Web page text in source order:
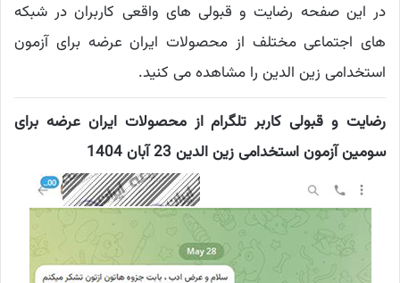
در این صفحه رضایت و قبولی های واقعی کاربران در شبکه
های اجتماعی مختلف از محصولات ایران عرضه برای آزمون
استخدامی زین الدین را مشاهده می کنید.
رضایت و قبولی کاربر تلگرام از محصولات ایران عرضه برای
سومین آزمون استخدامی زین الدین 23 آبان 1404